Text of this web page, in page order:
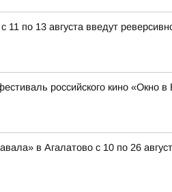
11 по 13 августа введут
российского кино «Окно в
в Агалатово с 10 по 26